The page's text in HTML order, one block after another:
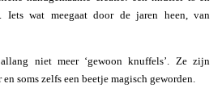
Iets wat meegaat door de jaren heen, van
niet meer ‘gewoon knuffels’. Ze zijn
soms zelfs een beetje magisch geworden.